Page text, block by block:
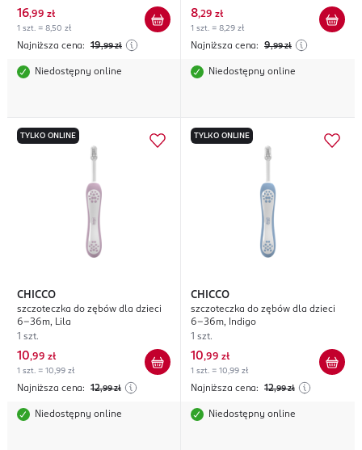
16,99 zł
1 szt. = 8,50 zł
Najniższa cena: 19,99 zł
Niedostępny online
8,29 zł
1 szt. = 8,29 zł
Najniższa cena: 9,99 zł
Niedostępny online
TYLKO ONLINE
CHICCO
szczoteczka do zębów dla dzieci
6-36m, Lila
1 szt.
10,99 zł
1 szt. = 10,99 zł
Najniższa cena: 12,99 zł
Niedostępny online
TYLKO ONLINE
CHICCO
szczoteczka do zębów dla dzieci
6-36m, Indigo
1 szt.
10,99 zł
1 szt. = 10,99 zł
Najniższa cena: 12,99 zł
Niedostępny online